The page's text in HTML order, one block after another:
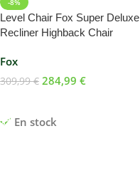
-8%
Level Chair Fox Super Deluxe
Recliner Highback Chair
Fox
En stock
309,99€ 284,99 €